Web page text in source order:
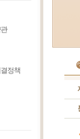
정책